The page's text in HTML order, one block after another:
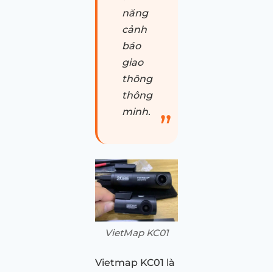
năng
cảnh
báo
giao
thông
thông
minh.
VietMap KC01
Vietmap KC01 là